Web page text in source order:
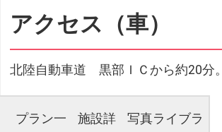
アクセス（車）
北陸自動車道 黒部ＩＣから約20分。
プラン一
施設詳
写真ライブラ